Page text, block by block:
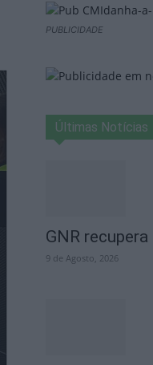
PUBLICIDADE
Últimas Notícias
GNR
9 de Agosto, 2026